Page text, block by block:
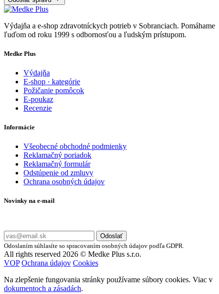
Výdajňa a e-shop zdravotníckych potrieb v Sobranciach. Pomáhame
ľuďom od roku 1999 s odbornosťou a ľudským prístupom.
Medke Plus
Výdajňa
E-shop · kategórie
Požičanie pomôcok
E-poukaz
Recenzie
Informácie
Všeobecné obchodné podmienky
Reklamačný poriadok
Reklamačný formulár
Odstúpenie od zmluvy
Ochrana osobných údajov
Novinky na e-mail
Odoslať
Odoslaním súhlasíte so spracovaním osobných údajov podľa GDPR.
All rights reserved 2026 © Medke Plus s.r.o.
VOP Ochrana údajov Cookies
Na zlepšenie fungovania stránky používame súbory cookies. Viac v
dokumentoch a zásadách.